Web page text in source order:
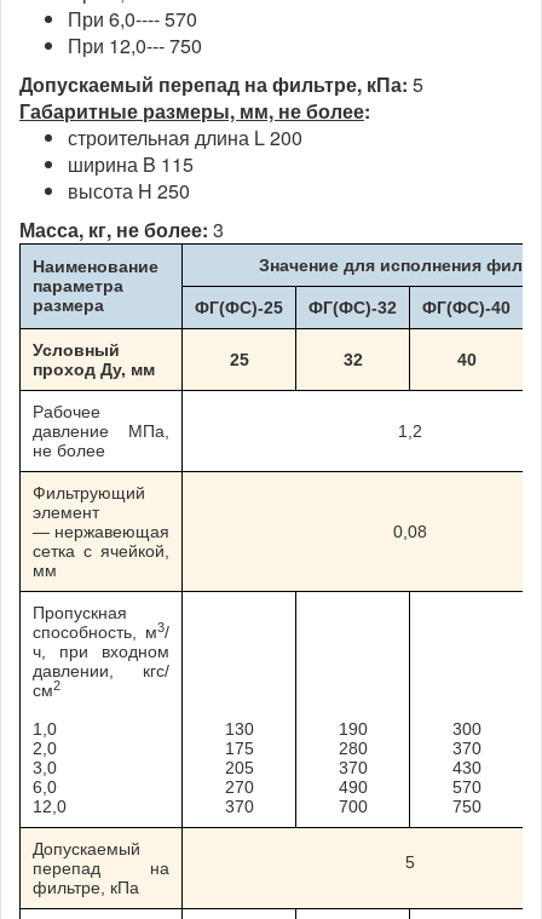
При 6,0---- 570
При 12,0--- 750
Допускаемый перепад на фильтре, кПа: 5
Габаритные размеры, мм, не более:
строительная длина L 200
ширина B 115
высота H 250
Масса, кг, не более: 3
Наименование
параметра
размера
Значение для исполнения
ФГ(ФС)-25 ФГ(ФС)-32 ФГ(ФС)-40
Условный
проход Ду, мм
25 32 40
Рабочее
давление МПа,
не более
1,2
Фильтрующий
элемент
— нержавеющая
сетка с ячейкой,
мм
0,08
Пропускная
способность, м3/
ч, при входном
давлении, кгс/
см2
1,0
2,0
3,0
6,0
12,0
130
175
205
270
370
190
280
370
490
700
300
370
430
570
750
Допускаемый
перепад на
фильтре, кПа
5